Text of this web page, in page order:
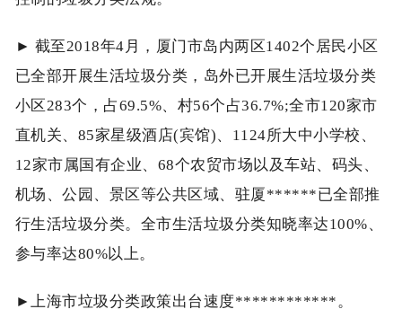
► 截至2018年4月，厦门市岛内两区1402个居民小区
已全部开展生活垃圾分类，岛外已开展生活垃圾分类
小区283个，占69.5%、村56个占36.7%;全市120家市
直机关、85家星级酒店(宾馆)、1124所大中小学校、
12家市属国有企业、68个农贸市场以及车站、码头、
机场、公园、景区等公共区域、驻厦******已全部推
行生活垃圾分类。全市生活垃圾分类知晓率达100%、
参与率达80%以上。
►上海市垃圾分类政策出台速度************。